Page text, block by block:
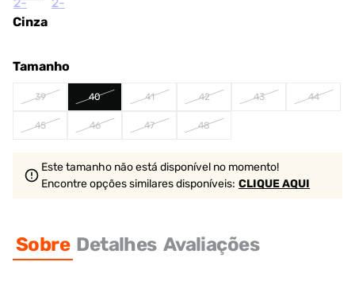
Cinza
Tamanho
39 40 41 42 43 44
45 46 47 48
Este tamanho não está disponível no momento!
Encontre opções similaresdisponíveis: CLIQUE AQUI
Sobre Detalhes Avaliações